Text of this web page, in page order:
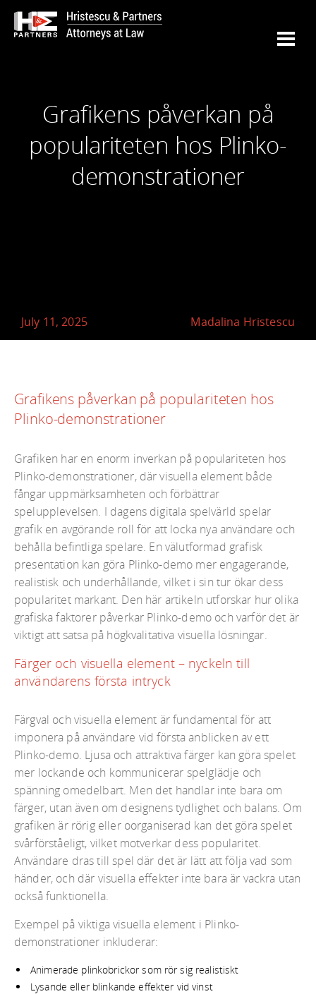
Grafikens påverkan på
populariteten hos Plinko-
demonstrationer
July 11, 2025 Madalina Hristescu
Grafikens påverkan på populariteten hos
Plinko-demonstrationer
Grafiken har en enorm inverkan på populariteten hos
Plinko-demonstrationer, där visuella element både
fångar uppmärksamheten och förbättrar
spelupplevelsen. I dagens digitala spelvärld spelar
grafik en avgörande roll för att locka nya användare och
behålla befintliga spelare. En välutformad grafisk
presentation kan göra Plinko-demo mer engagerande,
realistisk och underhållande, vilket i sin tur ökar dess
popularitet markant. Den här artikeln utforskar hur olika
grafiska faktorer påverkar Plinko-demo och varför det är
viktigt att satsa på högkvalitativa visuella lösningar.
Färger och visuella element – nyckeln till
användarens första intryck
Färgval och visuella element är fundamental för att
imponera på användare vid första anblicken av ett
Plinko-demo. Ljusa och attraktiva färger kan göra spelet
mer lockande och kommunicerar spelglädje och
spänning omedelbart. Men det handlar inte bara om
färger, utan även om designens tydlighet och balans. Om
grafiken är rörig eller oorganiserad kan det göra spelet
svårförståeligt, vilket motverkar dess popularitet.
Användare dras till spel där det är lätt att följa vad som
händer, och där visuella effekter inte bara är vackra utan
också funktionella.
Exempel på viktiga visuella element i Plinko-
demonstrationer inkluderar:
Animerade plinkobrickor som rör sig realistiskt
Lysande eller blinkande effekter vid vinst